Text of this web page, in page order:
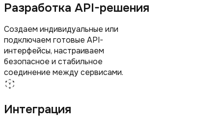
Разработка API-решения
Создаем индивидуальные или
подключаем готовые API-
интерфейсы, настраиваем
безопасное и стабильное
соединение между сервисами.
Интеграция